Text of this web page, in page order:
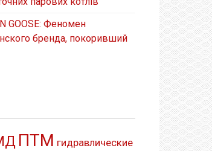
GOOSE: Феномен
бренда, покоривший
ПТМ гидравлические